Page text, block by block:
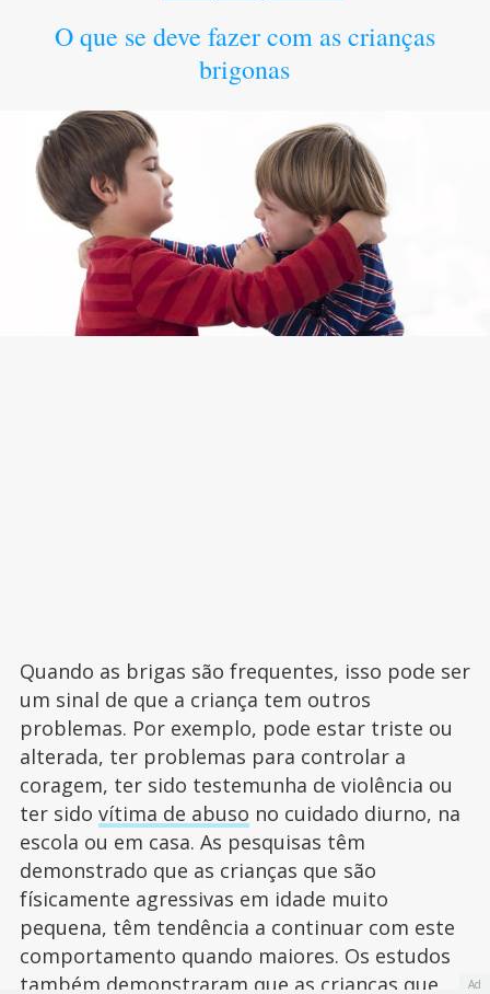
O que se deve fazer com as crianças
brigonas
Quando as brigas são frequentes, isso pode ser
um sinal de que a criança tem outros
problemas. Por exemplo, pode estar triste ou
alterada, ter problemas para controlar a
coragem, ter sido testemunha de violência ou
ter sido vítima de abuso no cuidado diurno, na
escola ou em casa. As pesquisas têm
demonstrado que as crianças que são
físicamente agressivas em idade muito
pequena, têm tendência a continuar com este
comportamento quando maiores. Os estudos
também demonstraram que as crianças que
Ad